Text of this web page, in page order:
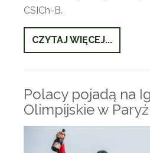
CSICh-B.
CZYTAJ WIĘCEJ...
Polacy pojadą na
Olimpijskie w